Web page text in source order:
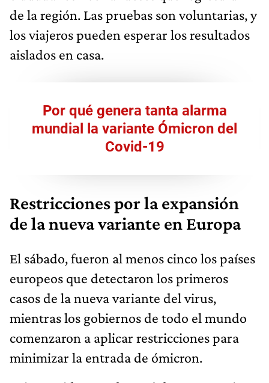
de la región. Las pruebas son voluntarias, y
los viajeros pueden esperar los resultados
aislados en casa.
Por qué genera tanta alarma
mundial la variante Ómicron del
Covid-19
Restricciones por la expansión
de la nueva variante en Europa
El sábado, fueron al menos cinco los países
europeos que detectaron los primeros
casos de la nueva variante del virus,
mientras los gobiernos de todo el mundo
comenzaron a aplicar restricciones para
minimizar la entrada de ómicron.